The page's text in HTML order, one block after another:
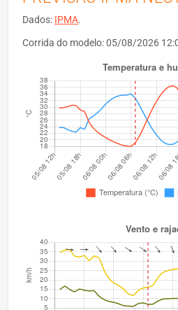
Dados: IPMA.
Corrida do modelo: 05/08/2026